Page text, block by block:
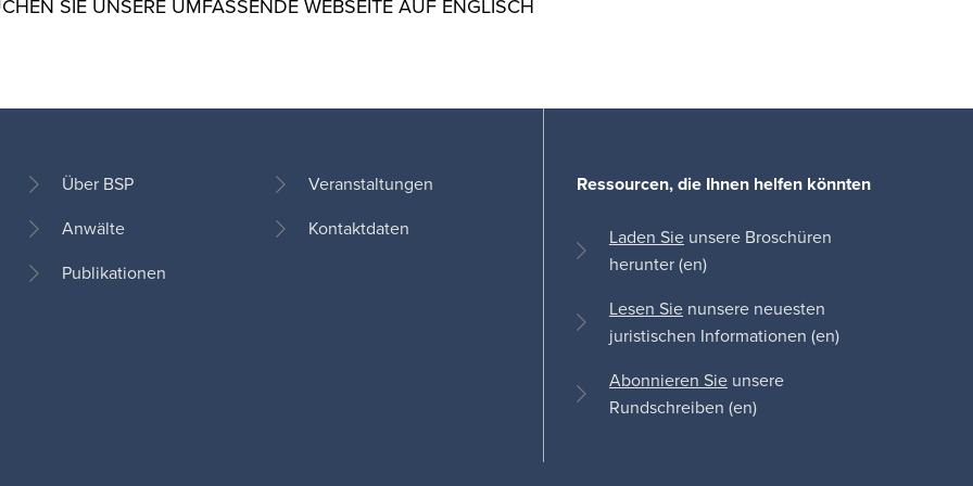
SIE UNSERE UMFASSENDE WEBSEITE AUF ENGLISCH
Footer
Über BSP
Anwälte
Publikationen
Veranstaltungen
Kontaktdaten
Ressourcen, die Ihnen helfen könnten
Laden Sie unsere Broschüren
herunter (en)
Lesen Sie nunsere neuesten
juristischen Informationen (en)
Abonnieren Sie unsere
Rundschreiben (en)